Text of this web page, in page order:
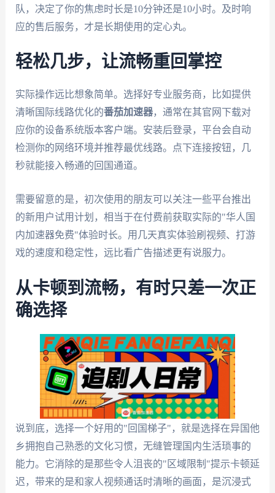
队，决定了你的焦虑时长是10分钟还是10小时。及时响
应的售后服务，才是长期使用的定心丸。
轻松几步，让流畅重回掌控
实际操作远比想象简单。选择好专业服务商，比如提供
清晰国际线路优化的番茄加速器，通常在其官网下载对
应你的设备系统版本客户端。安装后登录，平台会自动
检测你的网络环境并推荐最优线路。点下连接按钮，几
秒就能接入畅通的回国通道。
需要留意的是，初次使用的朋友可以关注一些平台推出
的新用户试用计划，相当于在付费前获取实际的"华人国
内加速器免费"体验时长。用几天真实体验刷视频、打游
戏的速度和稳定性，远比看广告描述更有说服力。
从卡顿到流畅，有时只差一次正
确选择
说到底，选择一个好用的"回国梯子"，就是选择在异国他
乡拥抱自己熟悉的文化习惯，无缝管理国内生活琐事的
能力。它消除的是那些令人沮丧的"区域限制"提示卡顿延
迟，带来的是和家人视频通话时清晰的画面，是沉浸式